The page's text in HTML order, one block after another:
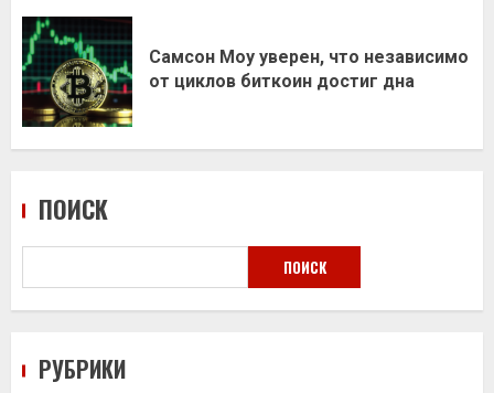
Самсон Моу уверен, что независимо
от циклов биткоин достиг дна
ПОИСК
ПОИСК
РУБРИКИ